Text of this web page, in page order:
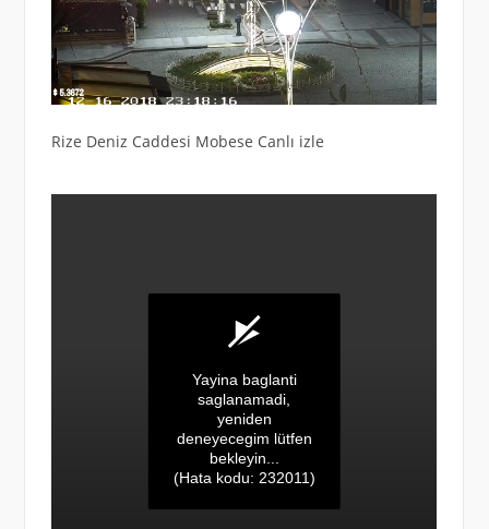
Rize Deniz Caddesi Mobese Canlı izle
Yayina baglanti
saglanamadi,
yeniden
deneyecegim lütfen
bekleyin...
(Hata kodu: 232011)